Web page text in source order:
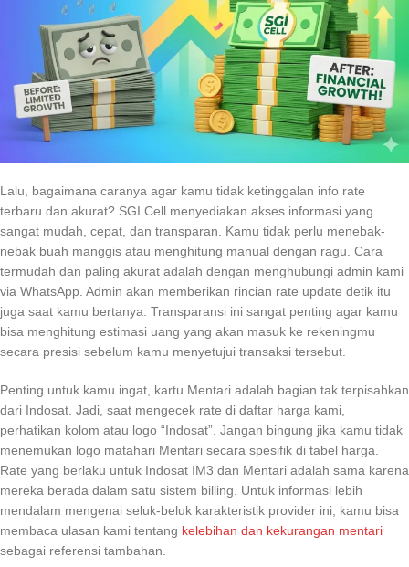
Lalu, bagaimana caranya agar kamu tidak ketinggalan info rate
terbaru dan akurat? SGI Cell menyediakan akses informasi yang
sangat mudah, cepat, dan transparan. Kamu tidak perlu menebak-
nebak buah manggis atau menghitung manual dengan ragu. Cara
termudah dan paling akurat adalah dengan menghubungi admin kami
via WhatsApp. Admin akan memberikan rincian rate update detik itu
juga saat kamu bertanya. Transparansi ini sangat penting agar kamu
bisa menghitung estimasi uang yang akan masuk ke rekeningmu
secara presisi sebelum kamu menyetujui transaksi tersebut.
Penting untuk kamu ingat, kartu Mentari adalah bagian tak terpisahkan
dari Indosat. Jadi, saat mengecek rate di daftar harga kami,
perhatikan kolom atau logo “Indosat”. Jangan bingung jika kamu tidak
menemukan logo matahari Mentari secara spesifik di tabel harga.
Rate yang berlaku untuk Indosat IM3 dan Mentari adalah sama karena
mereka berada dalam satu sistem billing. Untuk informasi lebih
mendalam mengenai seluk-beluk karakteristik provider ini, kamu bisa
membaca ulasan kami tentang kelebihan dan kekurangan mentari
sebagai referensi tambahan.